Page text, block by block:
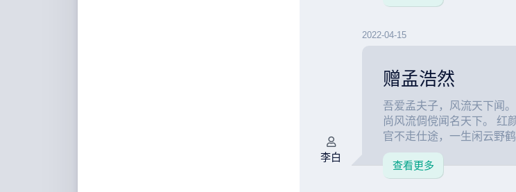
李白
2022-04-15
赠孟浩然
吾爱孟夫子，风流天下闻
尚风流倜傥闻名天下。 红
官不走仕途，一生闲云野
查看更多